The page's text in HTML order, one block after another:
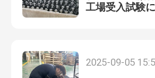
ライブラインツール
カテーネリーGRP製品
工場受入試験
2025-09-05